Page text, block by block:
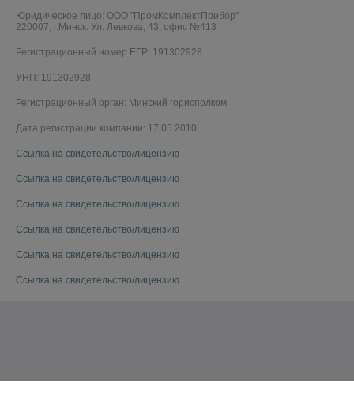
Юридическое лицо: ООО "ПромКомплектПрибор"
220007, г.Минск. Ул. Левкова, 43, офис №413
Регистрационный номер ЕГР: 191302928
УНП: 191302928
Регистрационный орган: Минский горисполком
Дата регистрации компании: 17.05.2010
Ссылка на свидетельство/лицензию
Ссылка на свидетельство/лицензию
Ссылка на свидетельство/лицензию
Ссылка на свидетельство/лицензию
Ссылка на свидетельство/лицензию
Ссылка на свидетельство/лицензию